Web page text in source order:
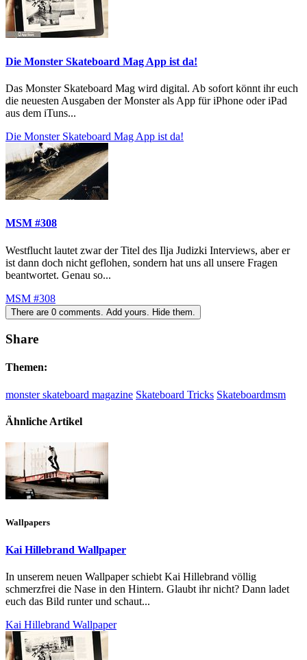
Die Monster Skateboard Mag App ist da!
Das Monster Skateboard Mag wird digital. Ab sofort könnt ihr euch
die neuesten Ausgaben der Monster als App für iPhone oder iPad
aus dem iTuns...
Die Monster Skateboard Mag App ist da!
MSM #308
Westflucht lautet zwar der Titel des Ilja Judizki Interviews, aber er
ist dann doch nicht geflohen, sondern hat uns all unsere Fragen
beantwortet. Genau so...
MSM #308
There are 0 comments. Add yours. Hide them.
Share
Themen:
monster skateboard magazine Skateboard Tricks Skateboardmsm
Ähnliche Artikel
Wallpapers
Kai Hillebrand Wallpaper
In unserem neuen Wallpaper schiebt Kai Hillebrand völlig
schmerzfrei die Nase in den Hintern. Glaubt ihr nicht? Dann ladet
euch das Bild runter und schaut...
Kai Hillebrand Wallpaper